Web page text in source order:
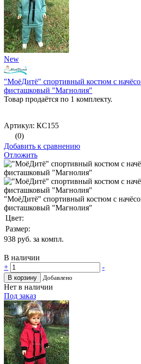
New
"МоёДитё" спортивный костюм с
фисташковый "Магнолия"
Товар продаётся по 1 комплекту.
Артикул: КС155
(0)
Добавить к сравнению
Отложить
"МоёДитё" спортивный костюм с
фисташковый "Магнолия"
Цвет:
Размер:
938 руб. за компл.
В наличии
+
-
В корзину Добавлено
Нет в наличии
Под заказ